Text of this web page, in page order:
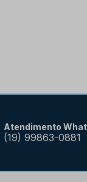
Atendimento
(19) 99863-0881